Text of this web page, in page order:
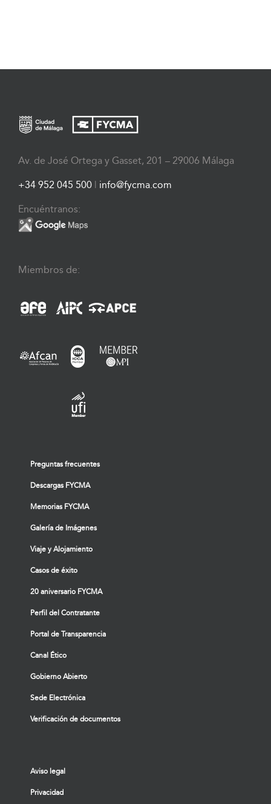
Av. de José Ortega y Gasset, 201 – 29006 Málaga
+34 952 045 500 | info@fycma.com
Encuéntranos:
Miembros de:
Preguntas frecuentes
Descargas FYCMA
Memorias FYCMA
Galería de Imágenes
Viaje y Alojamiento
Casos de éxito
20 aniversario FYCMA
Perfil del Contratante
Portal de Transparencia
Canal Ético
Gobierno Abierto
Sede Electrónica
Verificación de documentos
Aviso legal
Privacidad